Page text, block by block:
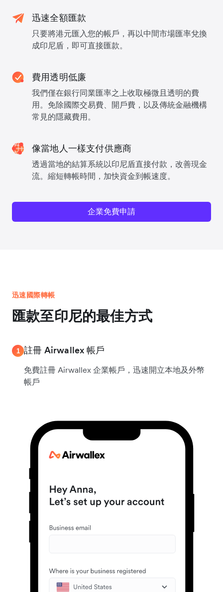
迅速全額匯款
只要將港元匯入您的帳戶，再以中間市場匯率兌換
成印尼盾，即可直接匯款。
費用透明低廉
我們僅在銀行同業匯率之上收取極微且透明的費
用。免除國際交易費、開戶費，以及傳統金融機構
常見的隱藏費用。
像當地人一樣支付供應商
透過當地的結算系統以印尼盾直接付款，改善現金
流。縮短轉帳時間，加快資金到帳速度。
企業免費申請
迅速國際轉帳
匯款至印尼的最佳方式
1 註冊 Airwallex 帳戶
免費註冊 Airwallex 企業帳戶，迅速開立本地及外幣
帳戶